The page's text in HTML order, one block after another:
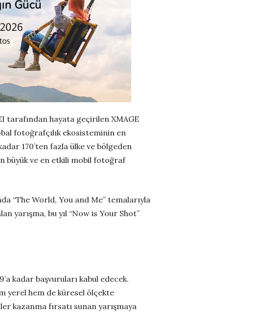
tarafından hayata geçirilen XMAGE
fotoğrafçılık ekosisteminin en
170’ten fazla ülke ve bölgeden
büyük ve en etkili mobil fotoğraf
“The World, You and Me” temalarıyla
yarışma, bu yıl “Now is Your Shot”
kadar başvuruları kabul edecek.
yerel hem de küresel ölçekte
kazanma fırsatı sunan yarışmaya